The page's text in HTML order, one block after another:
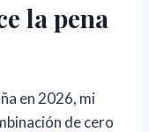
la pena
en 2026, mi
de cero